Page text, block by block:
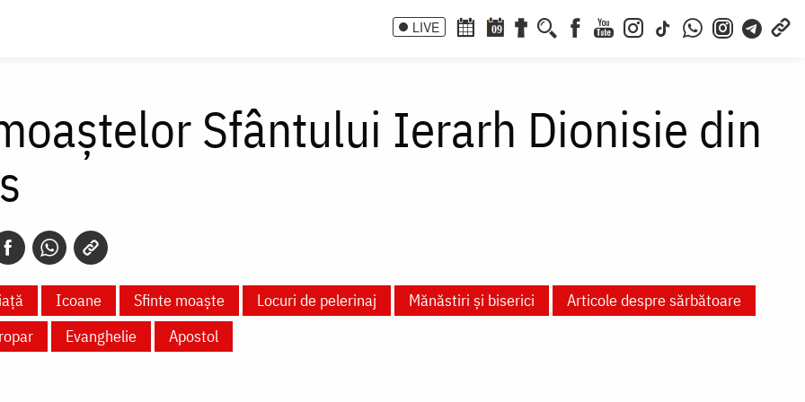
LIVE 09
Sfântului Ierarh Dionisie din
Icoane Sfinte moaște Locuri de pelerinaj Mănăstiri și biserici
Articole despre sărbătoare
Evanghelie Apostol